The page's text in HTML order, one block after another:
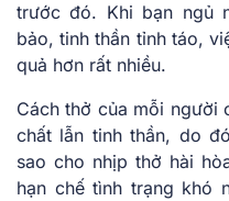
trước đó. Khi bạn ngủ
bảo, tinh thần tỉnh táo,
quả hơn rất nhiều.
Cách thở của mỗi người
chất lẫn tinh thần, do
sao cho nhịp thở hài
hạn chế tình trạng khó